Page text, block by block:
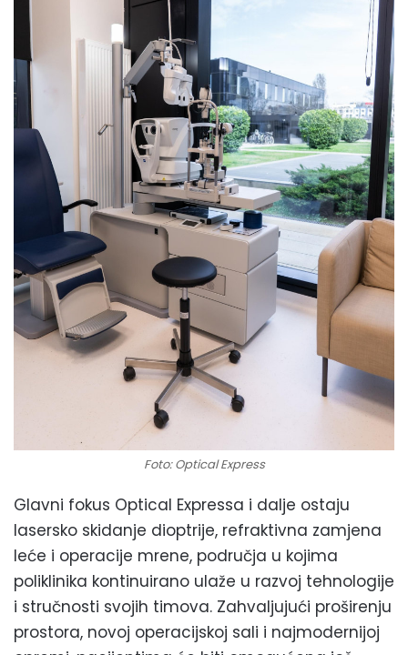
Foto: Optical Express
Glavni fokus Optical Expressa i dalje ostaju
lasersko skidanje dioptrije, refraktivna zamjena
leće i operacije mrene, područja u kojima
poliklinika kontinuirano ulaže u razvoj tehnologije
i stručnosti svojih timova. Zahvaljujući proširenju
prostora, novoj operacijskoj sali i najmodernijoj